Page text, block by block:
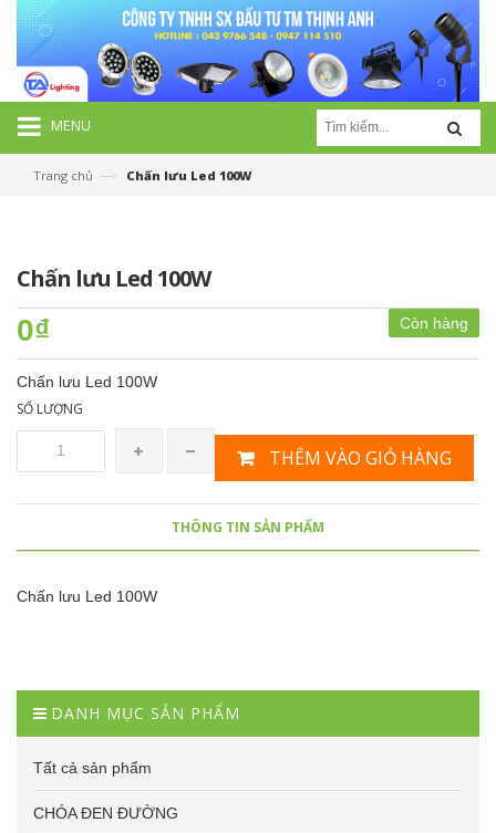
MENU
Trang chủ —› Chấn lưu Led 100W
Chấn lưu Led 100W
Còn hàng
0₫
Chấn lưu Led 100W
SỐ LƯỢNG
THÊM VÀO GIỎ HÀNG
THÔNG TIN SẢN PHẨM
Chấn lưu Led 100W
DANH MỤC SẢN PHẨM
Tất cả sản phẩm
CHÓA ĐEN ĐƯỜNG